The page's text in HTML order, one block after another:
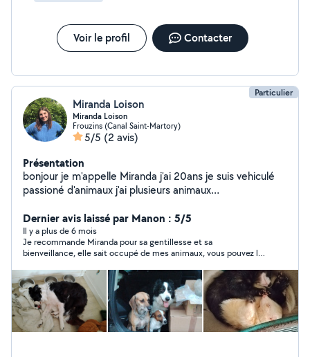
Voir le profil Contacter
Particulier
Miranda Loison
Miranda Loison
Frouzins (Canal Saint-Martory)
5/5 (2 avis)
Présentation
bonjour je m'appelle Miranda j'ai 20ans je suis vehiculé
passioné d'animaux j'ai plusieurs animaux
m'occupé d'enfants j'ai pris l'habitude de m en occupé
grace a mes neuveux et niece
Dernier avis laissé par Manon : 5/5
Il y a plus de 6 mois
Je recommande Miranda pour sa gentillesse et sa
bienveillance, elle sait occupé de mes animaux, vous pouvez lui